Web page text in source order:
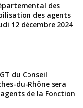
des
des agents
12 décembre 2024
du Conseil
du-Rhône sera
de la Fonction